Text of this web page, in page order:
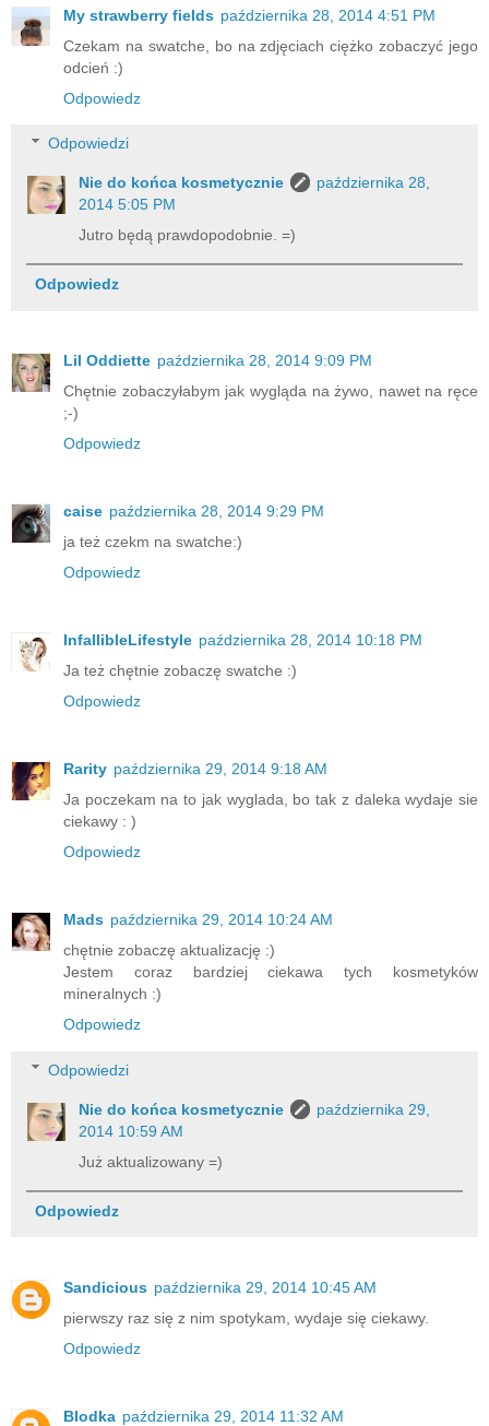
My strawberry fields października 28, 2014 4:51 PM
Czekam na swatche, bo na zdjęciach ciężko zobaczyć jego
odcień :)
Odpowiedz
Odpowiedzi
Nie do końca kosmetycznie
października 28,
2014 5:05 PM
Jutro będą prawdopodobnie. =)
Odpowiedz
Lil Oddiette października 28, 2014 9:09 PM
Chętnie zobaczyłabym jak wygląda na żywo, nawet na ręce
;-)
Odpowiedz
caise października 28, 2014 9:29 PM
ja też czekm na swatche:)
Odpowiedz
InfallibleLifestyle października 28, 2014 10:18 PM
Ja też chętnie zobaczę swatche :)
Odpowiedz
Rarity października 29, 2014 9:18 AM
Ja poczekam na to jak wyglada, bo tak z daleka wydaje sie
ciekawy : )
Odpowiedz
Mads października 29, 2014 10:24 AM
chętnie zobaczę aktualizację :)
Jestem coraz bardziej ciekawa tych kosmetyków
mineralnych :)
Odpowiedz
Odpowiedzi
Nie do końca kosmetycznie
października 29,
2014 10:59 AM
Już aktualizowany =)
Odpowiedz
Sandicious października 29, 2014 10:45 AM
pierwszy raz się z nim spotykam, wydaje się ciekawy.
Odpowiedz
Blodka października 29, 2014 11:32 AM